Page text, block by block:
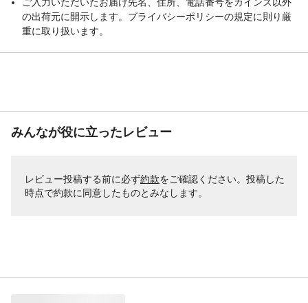
の出荷元に開示します。プライバシーポリシーの規定に則り厳
重に取り扱います。
みんなが役に立ったレビュー
レビュー投稿する前に必ず約款をご確認ください。投稿した
時点で約款に同意したものとみなします。